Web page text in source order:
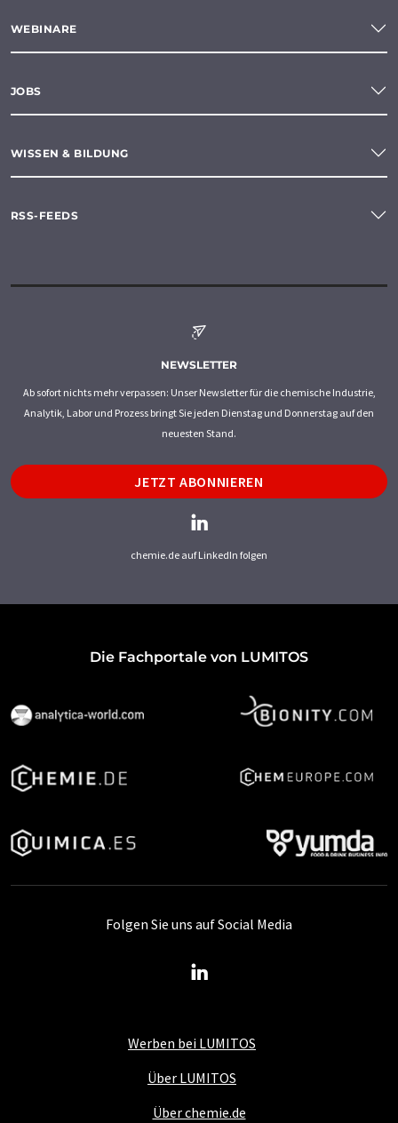
WEBINARE
JOBS
WISSEN & BILDUNG
RSS-FEEDS
NEWSLETTER
Ab sofort nichts mehr verpassen: Unser Newsletter für die chemische Industrie,
Analytik, Labor und Prozess bringt Sie jeden Dienstag und Donnerstag auf den
neuesten Stand.
JETZT ABONNIEREN
chemie.de auf LinkedIn folgen
Die Fachportale von LUMITOS
Werben bei LUMITOS
Über LUMITOS
Über chemie.de
Folgen Sie uns auf Social Media